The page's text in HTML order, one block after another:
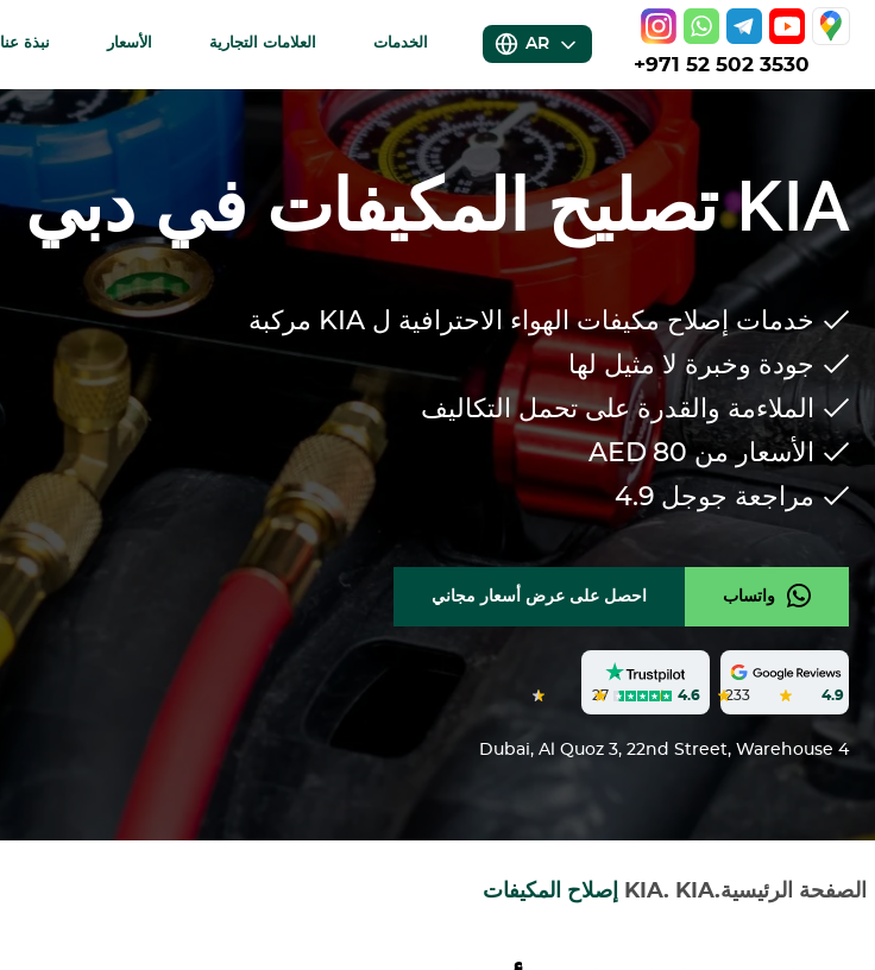
الخدمات العلامات التجارية الأسعار نبذة عنا AR
+971 52 502 3530
KIAتصليح المكيفات في دبي
خدمات إصلاح مكيفات الهواء الاحترافية ل KIA مركبة
جودة وخبرة لا مثيل لها
الملاءمة والقدرة على تحمل التكاليف
الأسعار من 80
AED
مراجعة جوجل 4.9
واتساب احصل على عرض أسعار مجاني
4.9
233
4.6
27
Dubai, Al Quoz 3, 22nd Street, Warehouse 4
الصفحة الرئيسية.
KIA
.
KIA إصلاح المكيفات